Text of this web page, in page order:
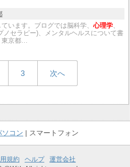
います。ブログでは脳科学、心理学、
ノセラピー)、メンタルヘルスについて書
東京都…
3 次へ
ソコン スマートフォン
規約 ヘルプ
運営会社